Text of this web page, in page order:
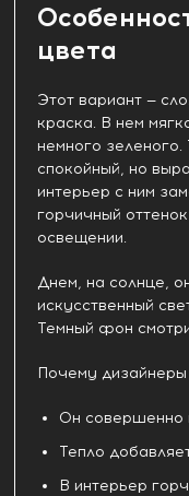
цвета
Этот вариант —
краска. В нем
немного
спокойный, но
интерьер с ним
горчичный
освещении.
Днем, на солнце,
искусственный
Темный фон
Почему
Он совершенно
Тепло
В интерьер